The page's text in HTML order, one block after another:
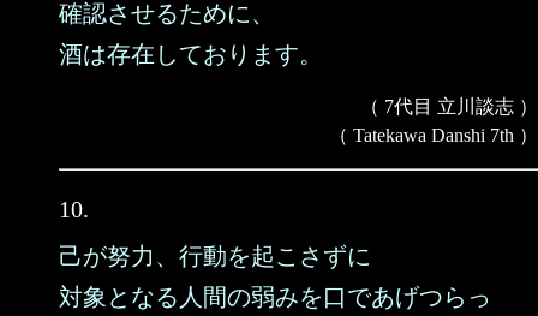
確認させるために、
酒は存在しております。
（ 7代目 立川談志 ）
（ Tatekawa Danshi 7th ）
10.
己が努力、行動を起こさずに
対象となる人間の弱みを口であげつらっ